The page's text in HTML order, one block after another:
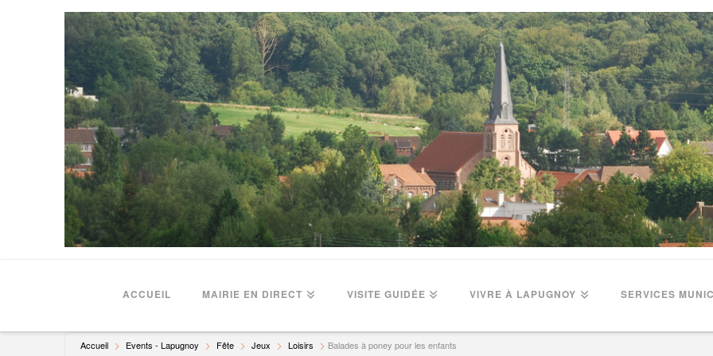
ACCUEIL MAIRIE EN DIRECT VISITE GUIDÉE VIVRE À LAPUGNOY SERVICES
Accueil Events - Lapugnoy Fête Jeux Loisirs Balades à poney pour les enfants